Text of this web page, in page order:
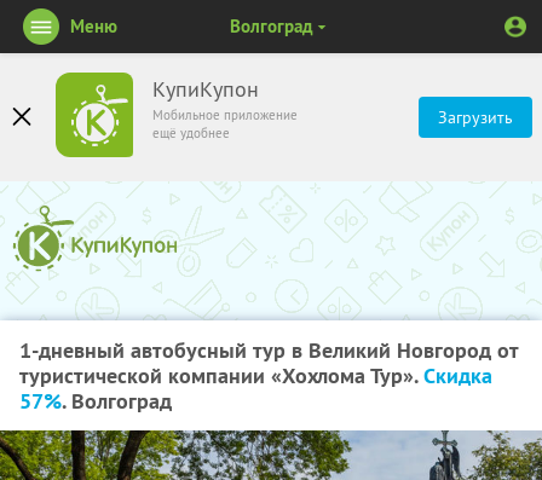
КупиКупон
Мобильное приложение
ещё удобнее
Загрузить
Меню Волгоград
1-дневный автобусный тур в Великий Новгород от
туристической компании «Хохлома Тур».Скидка
57%. Волгоград